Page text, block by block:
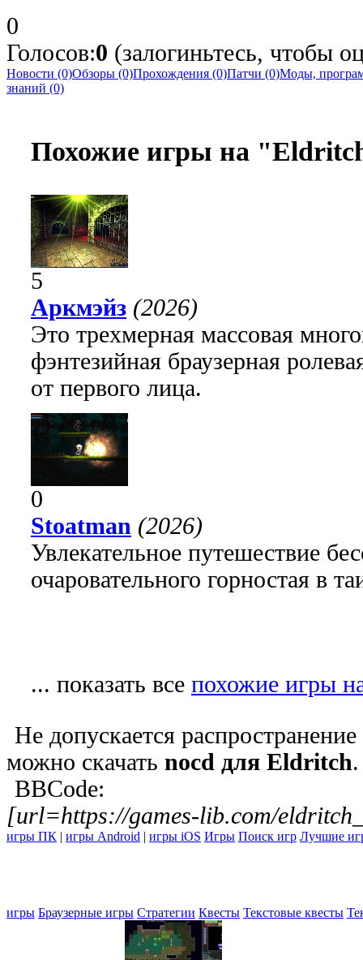
0
Голосов:0 (залогиньтесь, чтобы
Новости (0)Обзоры (0)Прохождения (0)Патчи (0)Моды,
знаний (0)
Похожие игры на
5
Аркмэйз (2026)
Это трехмерная массовая
фэнтезийная браузерная
от первого лица.
0
Stoatman (2026)
Увлекательное путешествие
очаровательного горностая в
... показать все похожие игры
Не допускается
можно скачать nocd для Eldritch.
BBCode:
[url=https://games-lib.com/
игры ПК | игры Android | игры iOS Игры Поиск игр Лучшие
игры Браузерные игры Стратегии Квесты Текстовые квесты